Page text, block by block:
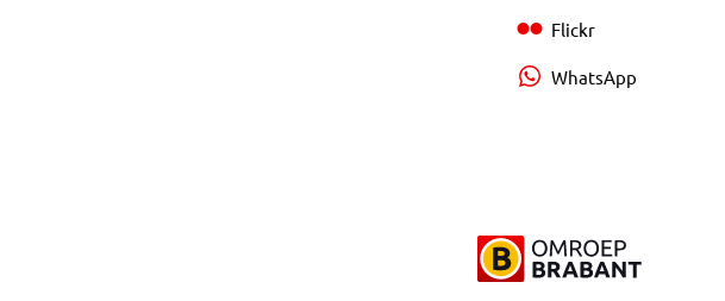
Flickr
WhatsApp